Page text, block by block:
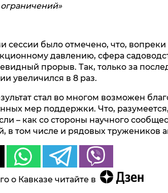
сессии было отмечено, что,
давлению, сфера
прорыв. Так, только за
увеличился в 8 раз.
стал во многом возможен
мер поддержки. Что,
– как со стороны научного
в том числе и рядовых тружеников
о Кавказе читайте в